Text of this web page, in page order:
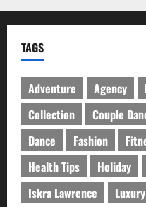
TAGS
Adventure Agency
Collection
Couple
Dance
Fashion
Health Tips
Holiday
Iskra Lawrence